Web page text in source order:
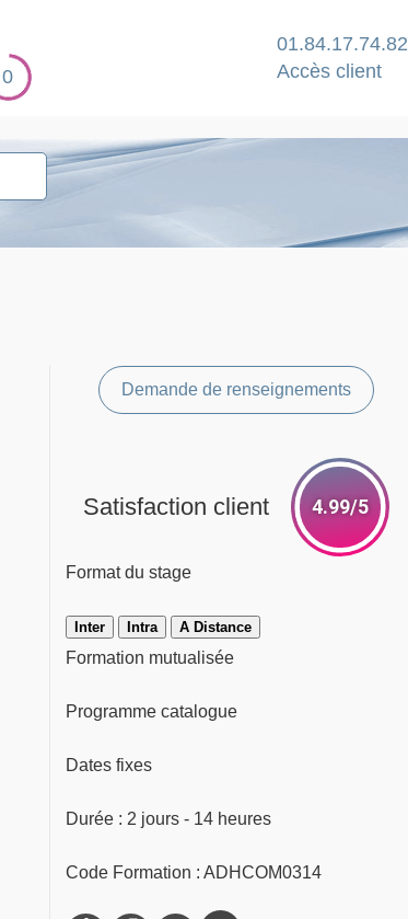
0
01.84.17.74.82
Accès client
Demande de renseignements
Satisfaction client 4.99/5
Format du stage
Inter Intra A Distance
Formation mutualisée
Programme catalogue
Dates fixes
Durée : 2 jours - 14 heures
Code Formation : ADHCOM0314